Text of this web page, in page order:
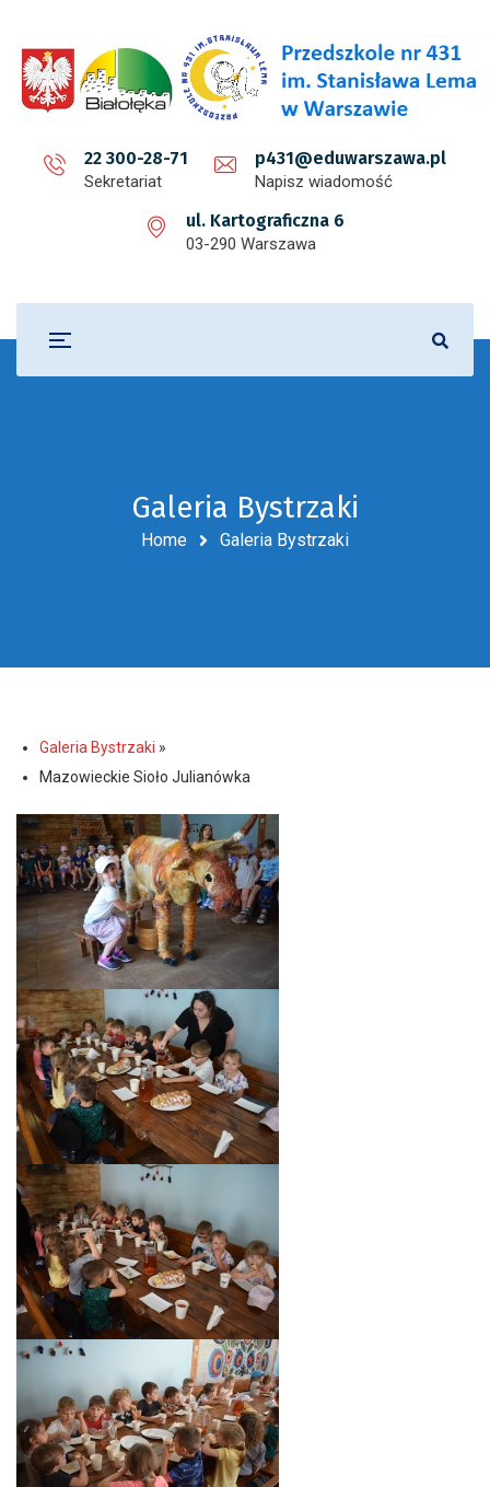
22 300-28-71
Sekretariat
p431@eduwarszawa.pl
Napisz wiadomość
ul. Kartograficzna 6
03-290 Warszawa
Galeria Bystrzaki
Home Galeria Bystrzaki
Galeria Bystrzaki »
Mazowieckie Sioło Julianówka